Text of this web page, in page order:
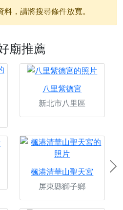
，請將搜尋條件放寬。
廟推薦
八里紫德宮
新北市八里區
楓港清華山聖天宮
屏東縣獅子鄉